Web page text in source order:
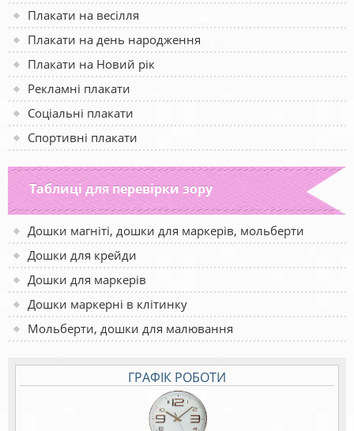
Плакати на весілля
Плакати на день народження
Плакати на Новий рік
Рекламні плакати
Соціальні плакати
Спортивні плакати
Таблиці для перевірки зору
Дошки магніті, дошки для маркерів, мольберти
Дошки для крейди
Дошки для маркерів
Дошки маркерні в клітинку
Мольберти, дошки для малювання
ГРАФІК РОБОТИ